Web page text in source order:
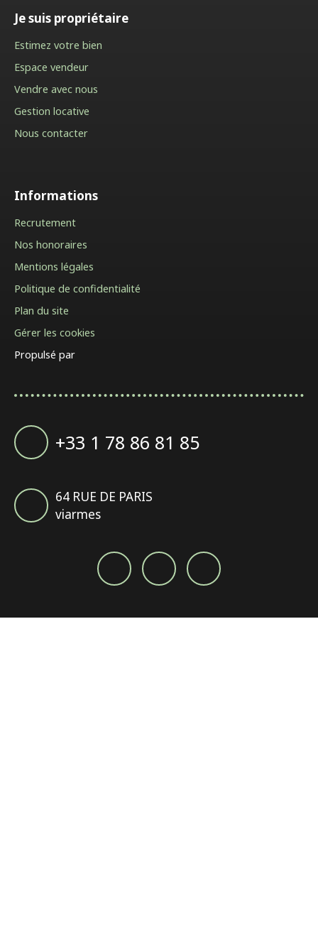
Je suis propriétaire
Estimez votre bien
Espace vendeur
Vendre avec nous
Gestion locative
Nous contacter
Informations
Recrutement
Nos honoraires
Mentions légales
Politique de confidentialité
Plan du site
Gérer les cookies
Propulsé par
+33 1 78 86 81 85
64 RUE DE PARIS
viarmes